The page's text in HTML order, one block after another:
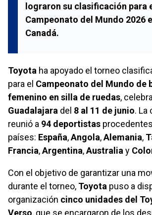
lograron su clasificación para
Campeonato del Mundo 2026
Canadá.
Toyota ha apoyado el torneo
para el Campeonato del Mundo de
femenino en silla de ruedas,
Guadalajara del 8 al 11 de junio. La
reunió a 94 deportistas
países: España,Angola,Alemania,
Francia,Argentina,Australia y
Con el objetivo de garantizar una
durante el torneo, Toyota puso a
organización cinco unidades del
Verso, que se encargaron de los